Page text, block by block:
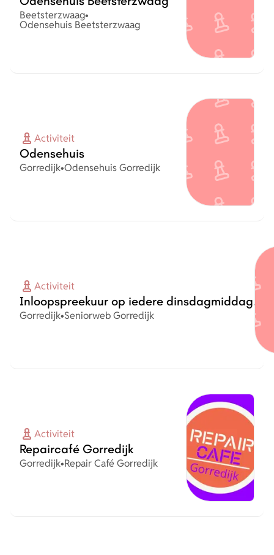
Plaats
Beetsterzwaag•
Organisatie
Odensehuis Beetsterzwaag
Activiteit
Odensehuis
Plaats
Gorredijk•Organisatie
Odensehuis Gorredijk
Activiteit
Inloopspreekuur op iedere dinsdagmiddag.
Plaats
Gorredijk•Organisatie
Seniorweb Gorredijk
Activiteit
Repaircafé Gorredijk
Plaats
Gorredijk•Organisatie
Repair Café Gorredijk